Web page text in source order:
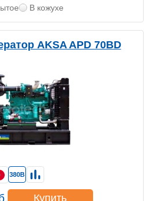
В кожухе
AKSA APD 70BD
380В
Купить